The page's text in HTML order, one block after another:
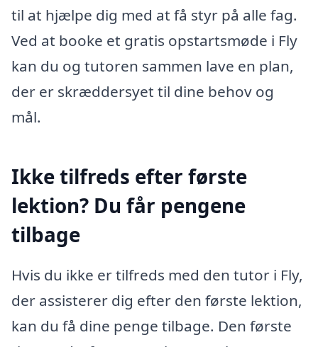
til at hjælpe dig med at få styr på alle fag.
Ved at booke et gratis opstartsmøde i Fly
kan du og tutoren sammen lave en plan,
der er skræddersyet til dine behov og
mål.
Ikke tilfreds efter første
lektion? Du får pengene
tilbage
Hvis du ikke er tilfreds med den tutor i Fly,
der assisterer dig efter den første lektion,
kan du få dine penge tilbage. Den første